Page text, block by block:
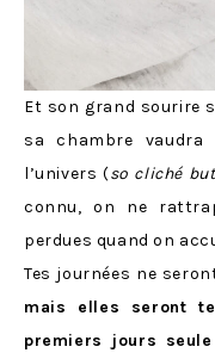
Et son grand sourire
sa chambre
l’univers (so cliché
connu, on ne
perdues quand on
Tes journées ne
mais elles seront
premiers jours